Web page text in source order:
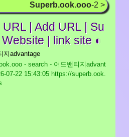
Superb.ook.ooo-2 >
URL | Add URL | Su
| link site ◐
지advantage
- search - 어드밴티지advant
07-22 15:43:05 https://superb.ook.